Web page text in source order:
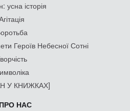
усна історія
Героїв Небесної Сотні
У КНИЖКАХ]
ПРО НАС